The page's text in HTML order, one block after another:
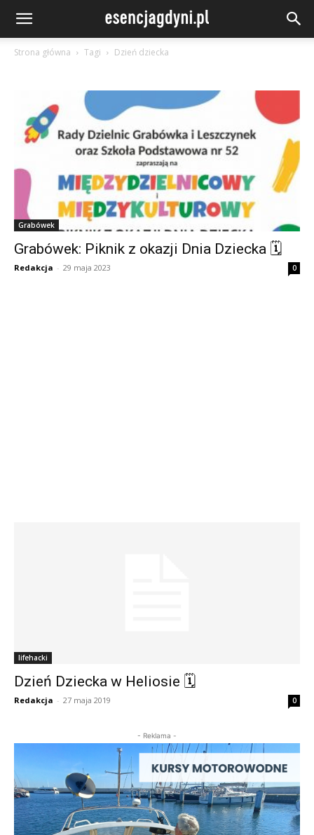
Strona główna Tagi Dzień dziecka
Grabówek
Grabówek: Piknik z okazji Dnia Dziecka 🗓
Redakcja - 29 maja 2023 0
lifehacki
Dzień Dziecka w Heliosie 🗓
Redakcja - 27 maja 2019 0
- Reklama -